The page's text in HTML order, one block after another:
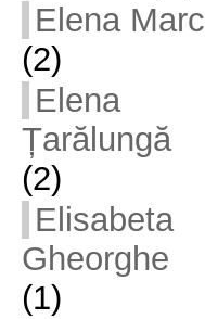
Elena Marc
(2)
Elena
Țarălungă
(2)
Elisabeta
Gheorghe
(1)